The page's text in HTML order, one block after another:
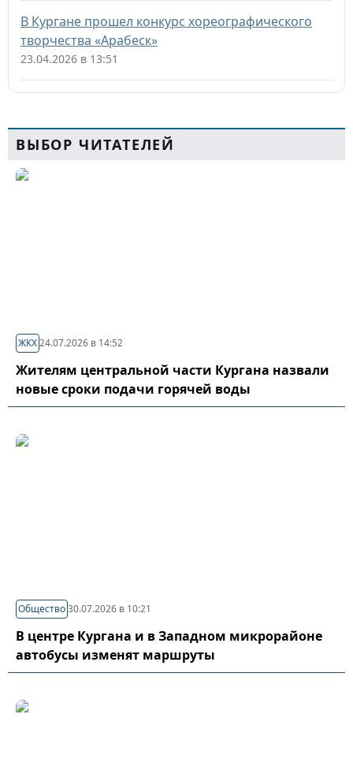
В Кургане прошел конкурс хореографического
творчества «Арабеск»
23.04.2026 в 13:51
ВЫБОР ЧИТАТЕЛЕЙ
ЖКХ24.07.2026 в 14:52
Жителям центральной части Кургана назвали
новые сроки подачи горячей воды
Общество30.07.2026 в 10:21
В центре Кургана и в Западном микрорайоне
автобусы изменят маршруты